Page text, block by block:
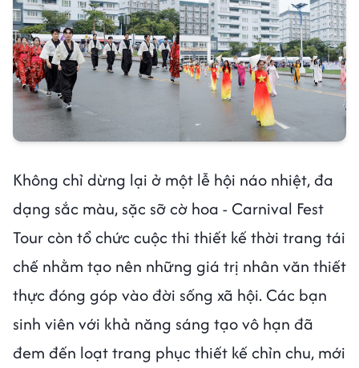
Không chỉ dừng lại ở một lễ hội náo nhiệt, đa
dạng sắc màu, sặc sỡ cờ hoa - Carnival Fest
Tour còn tổ chức cuộc thi thiết kế thời trang tái
chế nhằm tạo nên những giá trị nhân văn thiết
thực đóng góp vào đời sống xã hội. Các bạn
sinh viên với khả năng sáng tạo vô hạn đã
đem đến loạt trang phục thiết kế chỉn chu, mới